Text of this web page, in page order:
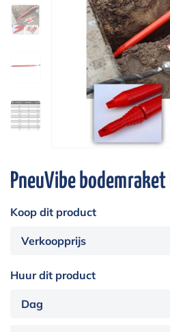
PneuVibe bodemraket
Koop dit product
Verkoopprijs
Huur dit product
Dag